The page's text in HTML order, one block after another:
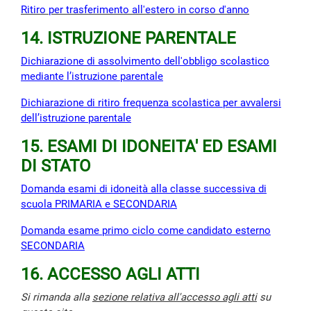
Ritiro per trasferimento all'estero in corso d'anno
14. ISTRUZIONE PARENTALE
Dichiarazione di assolvimento dell'obbligo scolastico
mediante l’istruzione parentale
Dichiarazione di ritiro frequenza scolastica per avvalersi
dell’istruzione parentale
15. ESAMI DI IDONEITA' ED ESAMI
DI STATO
Domanda esami di idoneità alla classe successiva di
scuola PRIMARIA e SECONDARIA
Domanda esame primo ciclo come candidato esterno
SECONDARIA
16. ACCESSO AGLI ATTI
Si rimanda alla sezione relativa all'accesso agli attisu